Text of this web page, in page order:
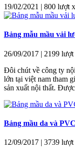
19/02/2021 | 800 lượt
Bảng mẫu mầu vải
26/09/2017 | 2199 lượt
Đôi chút về công ty
lớn tại việt nam tham
sản xuất nội thất.
Bảng mầu da và
12/09/2017 | 3739 lượt